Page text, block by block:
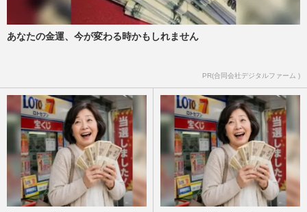
あなたの金運、今が変わる時かもしれません
PR(合同会社デジタルファーム )